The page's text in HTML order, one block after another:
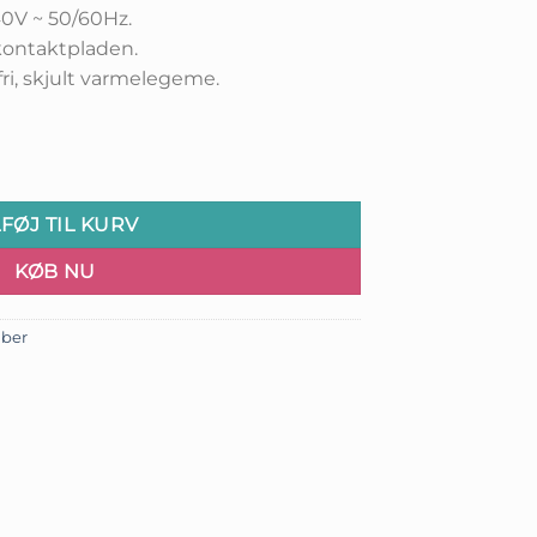
~ 50/60Hz.
skjult varmelegeme.
TIL KURV
KØB NU